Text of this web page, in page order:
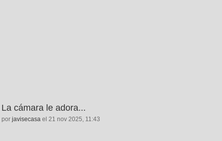
La cámara le adora...
por javisecasa el 21 nov 2025, 11:43